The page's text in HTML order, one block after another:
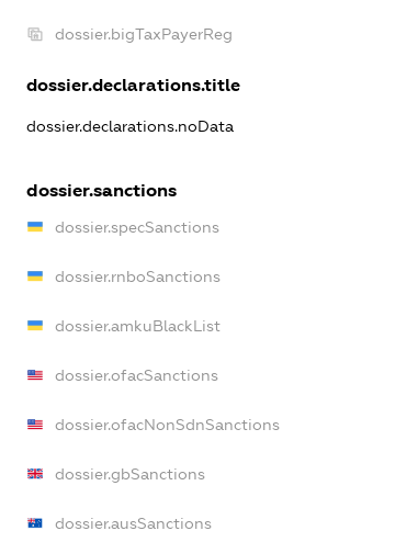
dossier.bigTaxPayerReg
dossier.declarations.title
dossier.declarations.noData
dossier.sanctions
dossier.specSanctions
dossier.rnboSanctions
dossier.amkuBlackList
dossier.ofacSanctions
dossier.ofacNonSdnSanctions
dossier.gbSanctions
dossier.ausSanctions